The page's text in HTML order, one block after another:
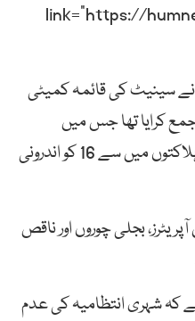
link=”https://
نے سینیٹ کی قائمہ کمیٹی
کرایا تھا جس میں
کمپنی نے کرنٹ لگنے سے 35 ہلاکتوں میں سے 16 کو اندرونی
بجلی چوروں اور ناقص
کہ شہری انتظامیہ کی عدم